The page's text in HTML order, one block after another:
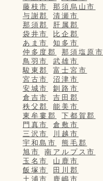
藤枝市
那須烏山市
与謝郡
清瀬市
那須郡
肝属郡
袋井市
比企郡
あま市
知多市
仲多度郡
那須塩原市
鳥羽市
武雄市
駿東郡
富士宮市
宮古市
沼津市
安城市
釧路市
倉吉市
吉田郡
秩父郡
能美市
東牟婁郡
下都賀郡
門真市
倉敷市
三沢市
川越市
宇和島市
熊毛郡
旭市
南アルプス市
玉名市
山鹿市
飯塚市
田川郡
土浦市
鹿嶋市